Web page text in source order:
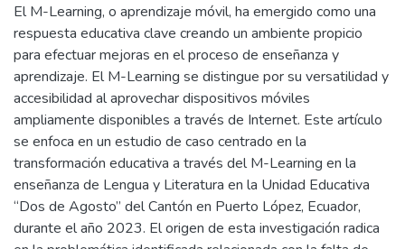
El M-Learning, o aprendizaje móvil, ha emergido como una
respuesta educativa clave creando un ambiente propicio
para efectuar mejoras en el proceso de enseñanza y
aprendizaje. El M-Learning se distingue por su versatilidad y
accesibilidad al aprovechar dispositivos móviles
ampliamente disponibles a través de Internet. Este artículo
se enfoca en un estudio de caso centrado en la
transformación educativa a través del M-Learning en la
enseñanza de Lengua y Literatura en la Unidad Educativa
“Dos de Agosto” del Cantón en Puerto López, Ecuador,
durante el año 2023. El origen de esta investigación radica